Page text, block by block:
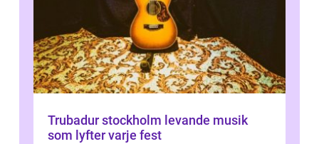
Trubadur stockholm levande musik
som lyfter varje fest